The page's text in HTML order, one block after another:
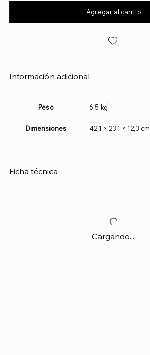
Agregar al carrito
Información adicional
Peso 6,5 kg
Dimensiones 42,1 × 23,1 × 12,3 cm
Ficha técnica
Cargando...